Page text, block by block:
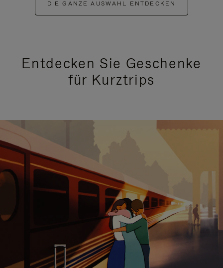
DIE GANZE AUSWAHL ENTDECKEN
Entdecken Sie Geschenke
für Kurztrips